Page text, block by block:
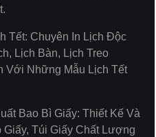
Tết: Chuyên In Lịch Độc
Lịch Bàn, Lịch Treo
Với Những Mẫu Lịch Tết
Bao Bì Giấy: Thiết Kế Và
Giấy, Túi Giấy Chất Lượng